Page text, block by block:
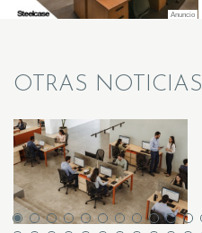
OTRAS NOTICIAS